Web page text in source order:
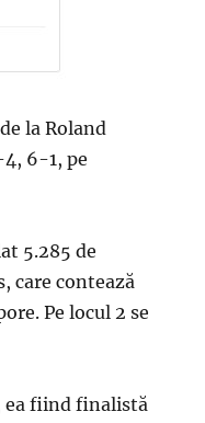
la Roland
6-1, pe
5.285 de
care contează
Pe locul 2 se
ea fiind finalistă